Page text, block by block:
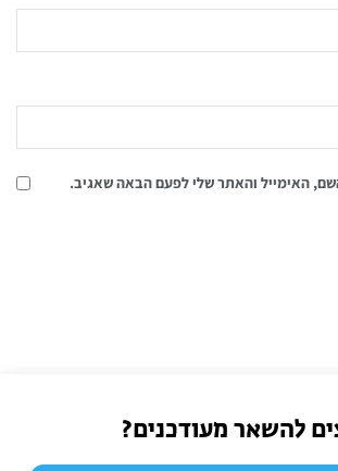
האימייל והאתר שלי לפעם הבאה שאגיב.
להשאר מעודכנים?